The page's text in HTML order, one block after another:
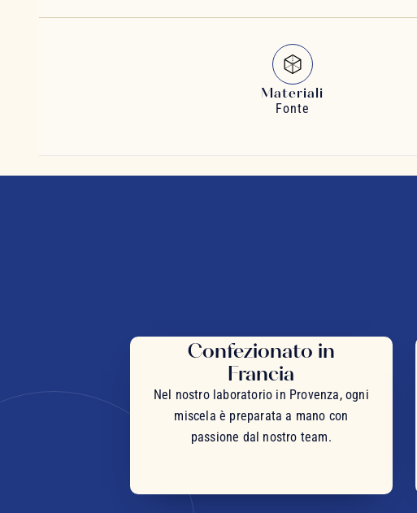
Materiali
Fonte
Confezionato in
Francia
Nel nostro laboratorio in Provenza, ogni
miscela è preparata a mano con
passione dal nostro team.